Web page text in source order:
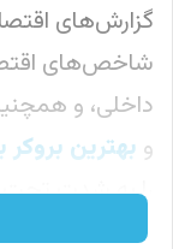
گزارش‌های
شاخص‌های
داخلی، و
و بهترین بروکر
را به شدت تحت